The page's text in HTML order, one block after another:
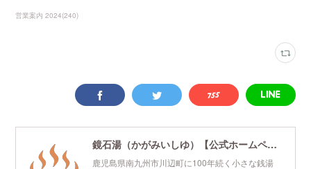
営業案内 2024(240)
鏡石湯（かがみいしゆ）【公式ホームページ】
鹿児島県南九州市川辺町に100年続く小さな銭湯